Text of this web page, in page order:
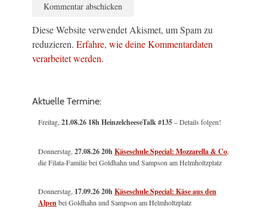
Diese Website verwendet Akismet, um Spam zu
reduzieren. Erfahre, wie deine Kommentardaten
verarbeitet werden.
Aktuelle Termine:
Freitag,21.08.26 18h HeinzelcheeseTalk #135– Details folgen!
Donnerstag,27.08.26 20hKäseschule Special: Mozzarella & Co,
die Filata-Familie bei Goldhahn und Sampson am Helmholtzplatz
Donnerstag, 17.09.26 20hKäseschule Special: Käse aus den
Alpenbei Goldhahn und Sampson am Helmholtzplatz